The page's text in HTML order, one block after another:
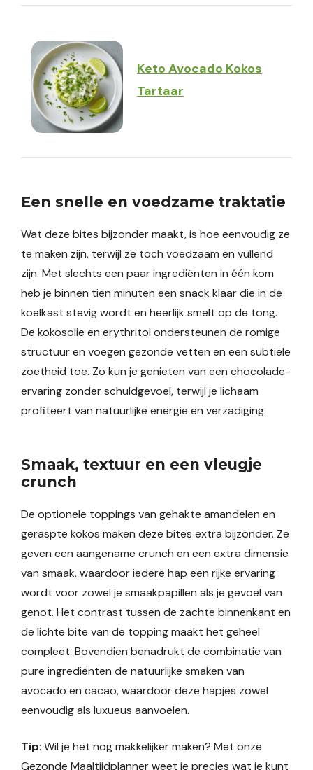
Keto Avocado Kokos
Tartaar
Een snelle en voedzame traktatie
Wat deze bites bijzonder maakt, is hoe eenvoudig ze
te maken zijn, terwijl ze toch voedzaam en vullend
zijn. Met slechts een paar ingrediënten in één kom
heb je binnen tien minuten een snack klaar die in de
koelkast stevig wordt en heerlijk smelt op de tong.
De kokosolie en erythritol ondersteunen de romige
structuur en voegen gezonde vetten en een subtiele
zoetheid toe. Zo kun je genieten van een chocolade-
ervaring zonder schuldgevoel, terwijl je lichaam
profiteert van natuurlijke energie en verzadiging.
Smaak, textuur en een vleugje
crunch
De optionele toppings van gehakte amandelen en
geraspte kokos maken deze bites extra bijzonder. Ze
geven een aangename crunch en een extra dimensie
van smaak, waardoor iedere hap een rijke ervaring
wordt voor zowel je smaakpapillen als je gevoel van
genot. Het contrast tussen de zachte binnenkant en
de lichte bite van de topping maakt het geheel
compleet. Bovendien benadrukt de combinatie van
pure ingrediënten de natuurlijke smaken van
avocado en cacao, waardoor deze hapjes zowel
eenvoudig als luxueus aanvoelen.
Tip: Wil je het nog makkelijker maken? Met onze
Gezonde Maaltijdplanner weet je precies wat je kunt